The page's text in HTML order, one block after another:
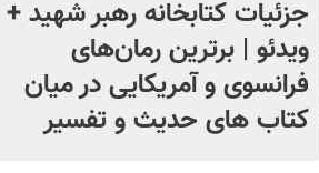
جزئیات کتابخانه رهبر شهید +
ویدئو | برترین رمان‌های
فرانسوی و آمریکایی در میان
کتاب های حدیث و تفسیر